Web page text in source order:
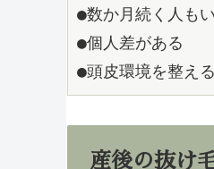
●数か月続く人も
●個人差がある
●頭皮環境を整え
産後の抜け